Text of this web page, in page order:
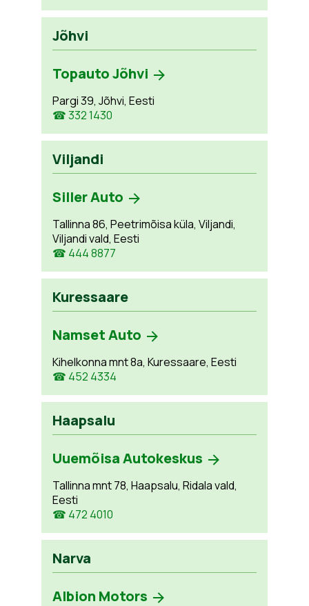
Jõhvi
Topauto Jõhvi
Pargi 39, Jõhvi, Eesti
☎ 332 1430
Viljandi
Siller Auto
Tallinna 86, Peetrimõisa küla, Viljandi,
Viljandi vald, Eesti
☎ 444 8877
Kuressaare
Namset Auto
Kihelkonna mnt 8a, Kuressaare, Eesti
☎ 452 4334
Haapsalu
Uuemõisa Autokeskus
Tallinna mnt 78, Haapsalu, Ridala vald,
Eesti
☎ 472 4010
Narva
Albion Motors